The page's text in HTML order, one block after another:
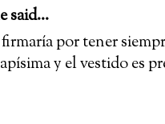
said...
por tener
y el vestido es